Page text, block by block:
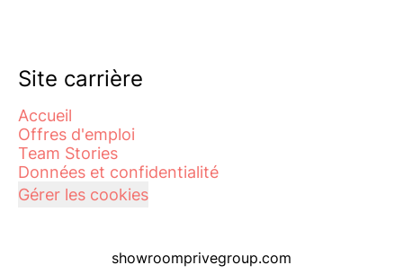
Site carrière
Accueil
Offres d'emploi
Team Stories
Données et confidentialité
Gérer les cookies
showroomprivegroup.com